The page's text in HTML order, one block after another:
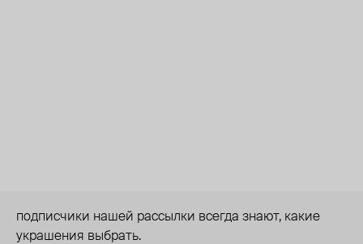
подписчики нашей рассылки всегда знают, какие
украшения выбрать.